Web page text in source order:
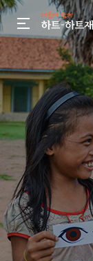
gnb menu open
인기 키워드
#정기후원#하